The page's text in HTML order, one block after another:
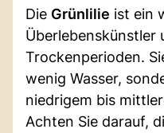
Die Grünlilie ist ein
Überlebenskünstler
Trockenperioden.
wenig Wasser,
niedrigem bis
Achten Sie darauf,